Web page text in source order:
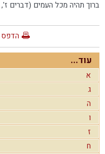
ברוך תהיה מכל העמים (דברים
הדפס
עוד...
א
ג
ה
ו
ז
ח